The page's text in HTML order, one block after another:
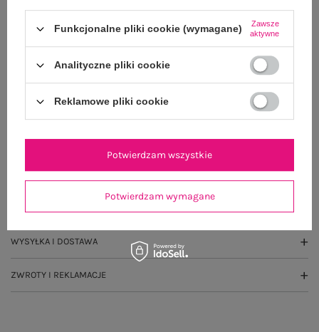
Wysyłka wponiedziałek
OPIS PRODUKTU
GŁÓWNE PARAMETRY
WYSYŁKA I DOSTAWA
ZWROTY I REKLAMACJE
Funkcjonalne pliki cookie (wymagane)
Zawsze
aktywne
Analityczne pliki cookie
Reklamowe pliki cookie
Potwierdzam wymagane
Potwierdzam wszystkie